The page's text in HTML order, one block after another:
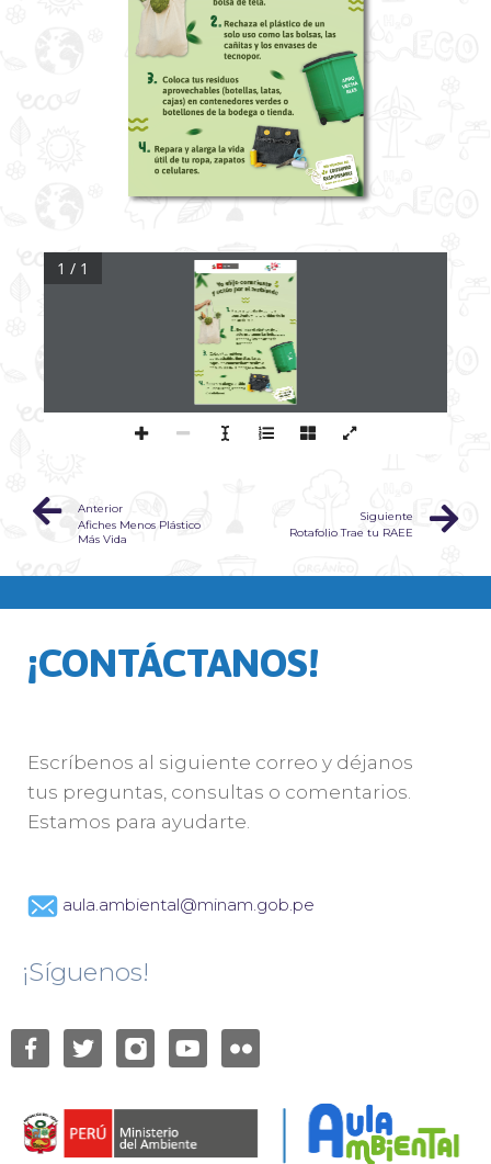
1 / 1
Anterior
Afiches Menos Plástico
Más Vida
Siguiente
Rotafolio Trae tu RAEE
¡CONTÁCTANOS!
Escríbenos al siguiente correo y déjanos
tus preguntas, consultas o comentarios.
Estamos para ayudarte.
aula.ambiental@minam.gob.pe
¡Síguenos!